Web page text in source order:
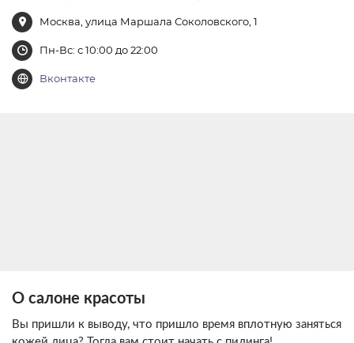
Москва, улица Маршала Соколовского, 1
Пн-Вс: с 10:00 до 22:00
Вконтакте
О салоне красоты
Вы пришли к выводу, что пришло время вплотную заняться